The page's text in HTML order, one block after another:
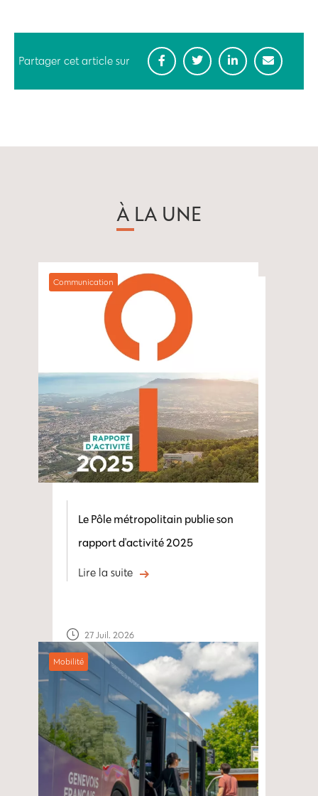
Partager cet article sur
À LA UNE
Communication
Le Pôle métropolitain publie son
rapport d'activité 2025
Lire la suite
27 Juil. 2026
Mobilité